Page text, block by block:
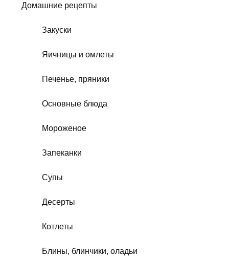
Домашние рецепты
Закуски
Яичницы и омлеты
Печенье, пряники
Основные блюда
Мороженое
Запеканки
Супы
Десерты
Котлеты
Блины, блинчики, оладьи